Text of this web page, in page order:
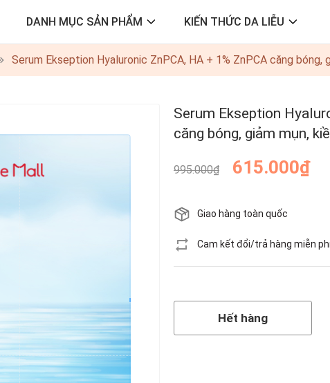
DANH MỤC SẢN PHẨM KIẾN THỨC DA LIỄU
Serum Ekseption Hyaluronic ZnPCA, HA + 1% ZnPCA căng bóng,
Serum Ekseption
căng bóng, giảm mụn,
995.000₫ 615.000₫
Giao hàng toàn quốc
Cam kết đổi/trả hàng miễn
Hết hàng